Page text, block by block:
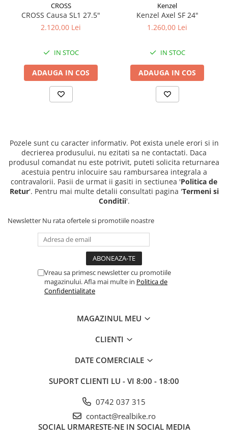
CROSS
CROSS Causa SL1 27.5"
2.120,00 Lei
IN STOC
ADAUGA IN COS
Kenzel
Kenzel Axel SF 24"
1.260,00 Lei
IN STOC
ADAUGA IN COS
Pozele sunt cu caracter informativ. Pot exista unele erori si in
decrierea produsului, nu ezitati sa ne contactati. Daca
produsul comandat nu este potrivit, puteti solicita returnarea
acestuia pentru inlocuire sau rambursarea integrala a
contravalorii. Pasii de urmat ii gasiti in sectiunea 'Politica de
Retur'. Pentru mai multe detalii consultati pagina 'Termeni si
Conditii'.
Newsletter Nu rata ofertele si promotiile noastre
Vreau sa primesc newsletter cu promotiile
magazinului. Afla mai multe in Politica de
Confidentialitate
MAGAZINUL MEU
CLIENTI
DATE COMERCIALE
SUPORT CLIENTI LU - VI 8:00 - 18:00
0742 037 315
contact@realbike.ro
SOCIAL URMARESTE-NE IN SOCIAL MEDIA